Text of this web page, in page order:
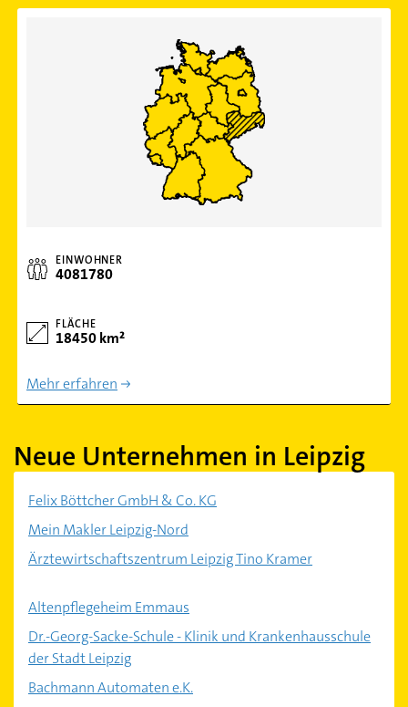
EINWOHNER
4081780
FLÄCHE
18450 km²
Mehr erfahren
Neue Unternehmen in Leipzig
Felix Böttcher GmbH & Co. KG
Mein Makler Leipzig-Nord
Ärztewirtschaftszentrum Leipzig Tino Kramer
Altenpflegeheim Emmaus
Dr.-Georg-Sacke-Schule - Klinik und Krankenhausschule
der Stadt Leipzig
Bachmann Automaten e.K.